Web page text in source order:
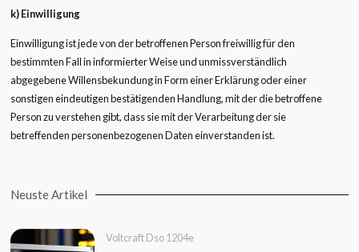
k) Einwilligung
Einwilligung ist jede von der betroffenen Person freiwillig für den
bestimmten Fall in informierter Weise und unmissverständlich
abgegebene Willensbekundung in Form einer Erklärung oder einer
sonstigen eindeutigen bestätigenden Handlung, mit der die betroffene
Person zu verstehen gibt, dass sie mit der Verarbeitung der sie
betreffenden personenbezogenen Daten einverstanden ist.
Neuste Artikel
Voltcraft Dso 1204e